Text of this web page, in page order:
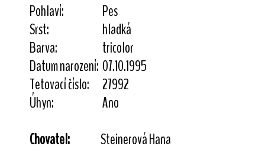
Pohlaví:
Pes
Srst:
hladká
Barva:
tricolor
Datum narození: 07.10.1995
Tetovací číslo:
27992
Úhyn:
Ano
Chovatel:
Steinerová Hana